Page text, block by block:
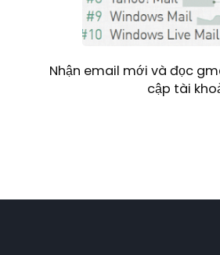
Nhận email mới và đọc
cập tài